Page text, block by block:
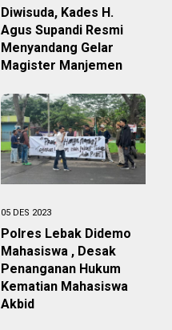
Diwisuda, Kades H.
Agus Supandi Resmi
Menyandang Gelar
Magister Manjemen
05 DES 2023
Polres Lebak Didemo
Mahasiswa , Desak
Penanganan Hukum
Kematian Mahasiswa
Akbid